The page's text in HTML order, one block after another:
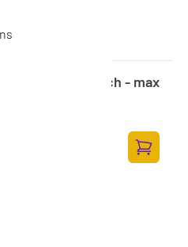
- up to 105inch - max